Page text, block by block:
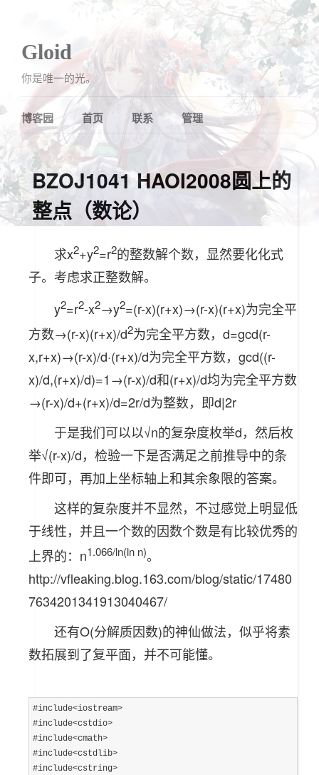
Gloid
你是唯一的光。
博客园 首页 联系 管理
BZOJ1041 HAOI2008圆上的
整点（数论）
求x2+y2=r2的整数解个数，显然要化化式
子。考虑求正整数解。
y2=r2-x2→y2=(r-x)(r+x)→(r-x)(r+x)为完全平
方数→(r-x)(r+x)/d2为完全平方数，d=gcd(r-
x,r+x)→(r-x)/d·(r+x)/d为完全平方数，gcd((r-
x)/d,(r+x)/d)=1→(r-x)/d和(r+x)/d均为完全平方数
→(r-x)/d+(r+x)/d=2r/d为整数，即d|2r
于是我们可以以√n的复杂度枚举d，然后枚
举√(r-x)/d，检验一下是否满足之前推导中的条
件即可，再加上坐标轴上和其余象限的答案。
这样的复杂度并不显然，不过感觉上明显低
于线性，并且一个数的因数个数是有比较优秀的
上界的：n1.066/ln(ln n)。
http://vfleaking.blog.163.com/blog/static/17480
7634201341913040467/
还有O(分解质因数)的神仙做法，似乎将素
数拓展到了复平面，并不可能懂。
#include<iostream>
#include<cstdio>
#include<cmath>
#include<cstdlib>
#include<cstring>